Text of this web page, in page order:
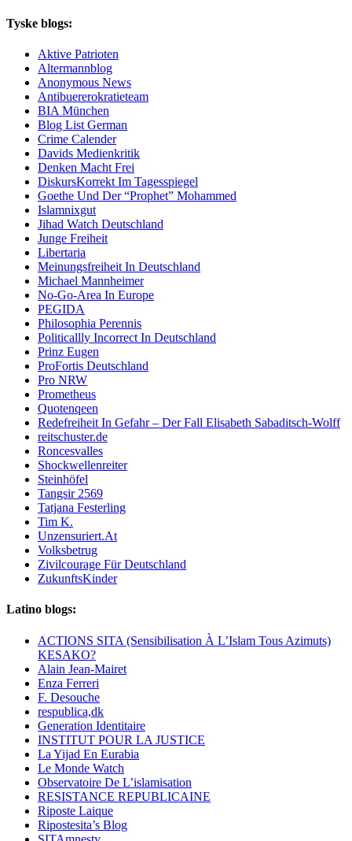
Tyske blogs:
Aktive Patrioten
Altermannblog
Anonymous News
Antibuererokratieteam
BIA München
Blog List German
Crime Calender
Davids Medienkritik
Denken Macht Frei
DiskursKorrekt Im Tagesspiegel
Goethe Und Der “Prophet” Mohammed
Islamnixgut
Jihad Watch Deutschland
Junge Freiheit
Libertaria
Meinungsfreiheit In Deutschland
Michael Mannheimer
No-Go-Area In Europe
PEGIDA
Philosophia Perennis
Politicallly Incorrect In Deutschland
Prinz Eugen
ProFortis Deutschland
Pro NRW
Prometheus
Quotenqeen
Redefreiheit In Gefahr – Der Fall Elisabeth Sabaditsch-Wolff
reitschuster.de
Roncesvalles
Shockwellenreiter
Steinhöfel
Tangsir 2569
Tatjana Festerling
Tim K.
Unzensuriert.At
Volksbetrug
Zivilcourage Für Deutschland
ZukunftsKinder
Latino blogs:
ACTIONS SITA (Sensibilisation À L’Islam Tous Azimuts)
KESAKO?
Alain Jean-Mairet
Enza Ferreri
F. Desouche
respublica,dk
Generation Identitaire
INSTITUT POUR LA JUSTICE
La Yijad En Eurabia
Le Monde Watch
Observatoire De L’islamisation
RESISTANCE REPUBLICAINE
Riposte Laique
Ripostesita’s Blog